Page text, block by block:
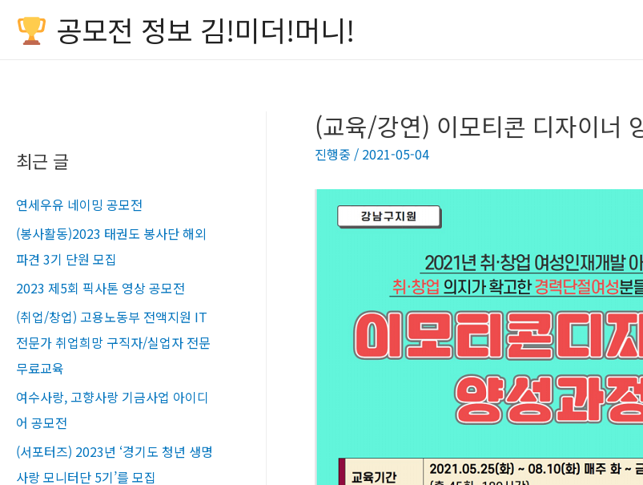
공모전 정보 김!미더!머니!
최근 글
연세우유 네이밍 공모전
(봉사활동)2023 태권도 봉사단 해외
파견 3기 단원 모집
2023 제5회 픽사톤 영상 공모전
(취업/창업) 고용노동부 전액지원 IT
전문가 취업희망 구직자/실업자 전문
무료교육​
여수사랑, 고향사랑 기금사업 아이디
어 공모전
(서포터즈) 2023년 ‘경기도 청년 생명
사랑 모니터단 5기’를 모집
(교육/강연) 이모티콘 디자이너
진행중 / 2021-05-04